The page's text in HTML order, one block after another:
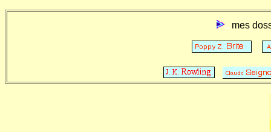
.. mes
. .
..